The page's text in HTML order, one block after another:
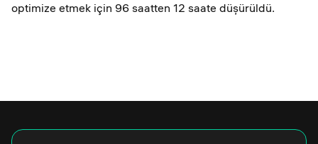
optimize etmek için 96 saatten 12 saate düşürüldü.